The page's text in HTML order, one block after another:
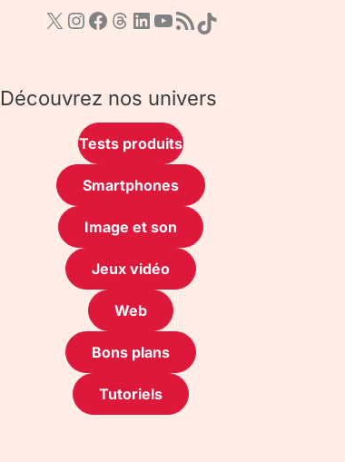
Découvrez nos univers
Tests produits
Smartphones
Image et son
Jeux vidéo
Web
Bons plans
Tutoriels